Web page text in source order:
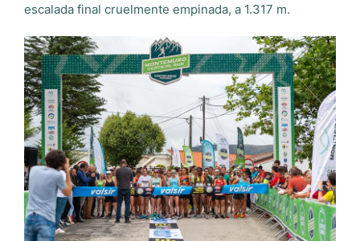
escalada final cruelmente empinada, a 1.317 m.